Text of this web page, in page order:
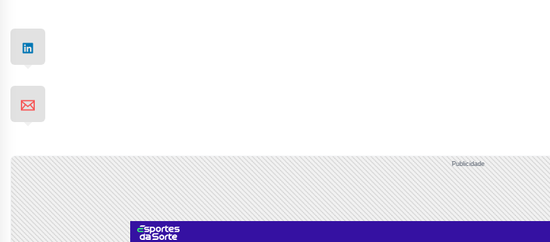
Publicidade